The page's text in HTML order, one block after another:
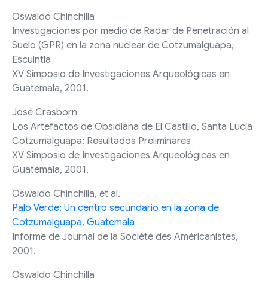
Oswaldo Chinchilla
Investigaciones por medio de Radar de Penetración al
Suelo (GPR) en la zona nuclear de Cotzumalguapa,
Escuintla
XV Simposio de Investigaciones Arqueológicas en
Guatemala, 2001.
José Crasborn
Los Artefactos de Obsidiana de El Castillo, Santa Lucía
Cotzumalguapa: Resultados Preliminares
XV Simposio de Investigaciones Arqueológicas en
Guatemala, 2001.
Oswaldo Chinchilla, et al.
Palo Verde: Un centro secundario en la zona de
Cotzumalguapa, Guatemala
Informe de Journal de la Société des Américanistes,
2001.
Oswaldo Chinchilla